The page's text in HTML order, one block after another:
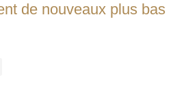
de nouveaux plus bas